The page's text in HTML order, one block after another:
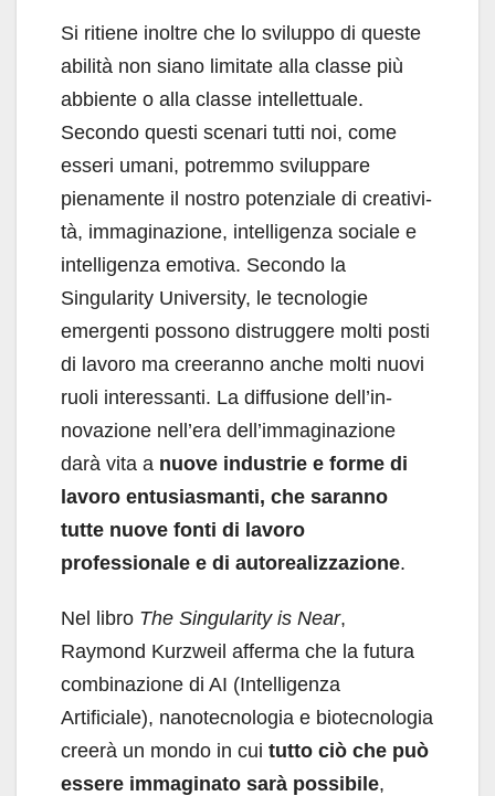
Si ritiene inoltre che lo sviluppo di queste
abi­lità non siano limitate alla classe più
abbiente o alla classe intellettuale.
Secondo questi scenari tutti noi, come
esseri umani, potremmo svilup­pare
pienamente il nostro potenziale di creativi­
tà, immaginazione, intelligenza sociale e
intelli­genza emotiva. Secondo la
Singularity Univer­sity, le tecnologie
emergenti possono distrugge­re molti posti
di lavoro ma creeranno anche mol­ti nuovi
ruoli interessanti. La diffusione dell’in­
novazione nell’era dell’immaginazione
darà vita a nuove industrie e forme di
lavoro entusia­smanti, che saranno
tutte nuove fonti di lavo­ro
professionale e di autorealizzazione.
Nel libro The Singularity is Near,
Raymond Kurzweil afferma che la futura
combinazio­ne di AI (Intelligenza
Artificiale), nanotecnolo­gia e biotecnologia
creerà un mondo in cui tutto ciò che può
essere immaginato sarà possibile,